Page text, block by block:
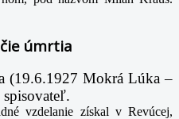
úmrtia
(19.6.1927 Mokrá Lúka –
vzdelanie získal v Revúcej,